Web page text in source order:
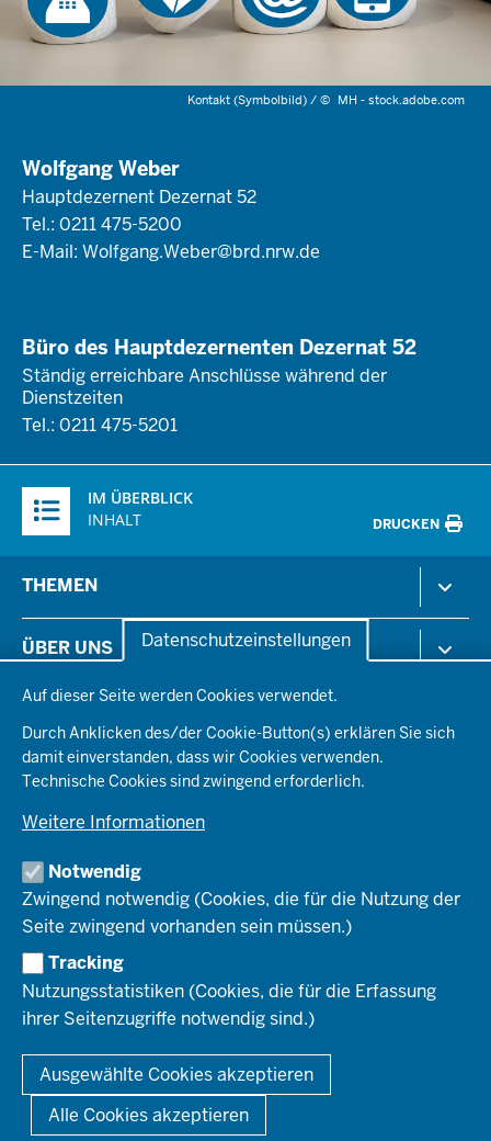
Datenschutzeinstellungen
Auf dieser Seite werden Cookies verwendet.
Durch Anklicken des/der Cookie-Button(s) erklären Sie sich
damit einverstanden, dass wir Cookies verwenden.
Technische Cookies sind zwingend erforderlich.
Weitere Informationen
Notwendig
Zwingend notwendig (Cookies, die für die Nutzung der
Seite zwingend vorhanden sein müssen.)
Tracking
Nutzungsstatistiken (Cookies, die für die Erfassung
ihrer Seitenzugriffe notwendig sind.)
Ausgewählte Cookies akzeptieren
Alle Cookies akzeptieren
Kontakt (Symbolbild) /© MH - stock.adobe.com
Wolfgang Weber
Hauptdezernent Dezernat 52
Tel.: 0211 475-5200
E-Mail: Wolfgang.Weber@brd.nrw.de
Büro des Hauptdezernenten Dezernat 52
Ständig erreichbare Anschlüsse während der
Dienstzeiten
Tel.: 0211 475-5201
Inhalte
IM ÜBERBLICK
INHALT
DRUCKEN
in
der
Fußzeile
THEMEN
Gesundheit & Soziales
Kommunales & Wirtschaft
Planen & Bauen
Schule & Bildung
Umwelt & Natur
ÜBER UNS
Aktenpläne
Organisationsstruktur
Behördenleitung
Die Bezirksregierung
Organisationsplan
Institutionen
Arbeitgeberprofil
Stellenangebote
Ausbildung
PRESSE
Pressefotos
Social-Media-Kanäle
REGIONALRAT DÜSSELDORF
SERVICES
Bekanntmachungen
Förderprogramme
Kontakt
Mediathek
So finden Sie uns
Anerkennung von Bildungsnachweisen
HOTLINE
© 2026 Bezirksregierung Düsseldorf
Fußzeile
DATENSCHUTZ BARRIEREFREIHEIT
IMPRESSUM
KONTAKT